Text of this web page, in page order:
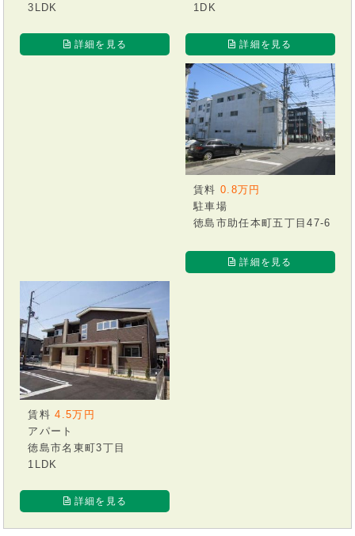
3LDK
詳細を見る
1DK
詳細を見る
賃料 0.8万円
駐車場
徳島市助任本町五丁目47-6
詳細を見る
賃料4.5万円
アパート
徳島市名東町3丁目
1LDK
詳細を見る